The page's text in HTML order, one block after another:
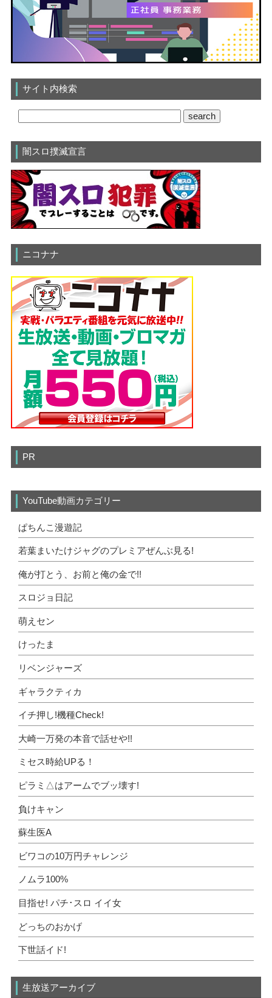
サイト内検索
闇スロ撲滅宣言
ニコナナ
PR
YouTube動画カテゴリー
ぱちんこ漫遊記
若葉まいたけジャグのプレミアぜんぶ見る!
俺が打とう、お前と俺の金で!!
スロジョ日記
萌えセン
けったま
リベンジャーズ
ギャラクティカ
イチ押し!機種Check!
大崎一万発の本音で話せや!!
ミセス時給UPる！
ピラミ△はアームでブッ壊す!
負けキャン
蘇生医A
ビワコの10万円チャレンジ
ノムラ100%
目指せ! パチ･スロ イイ女
どっちのおかげ
下世話イド!
生放送アーカイブ